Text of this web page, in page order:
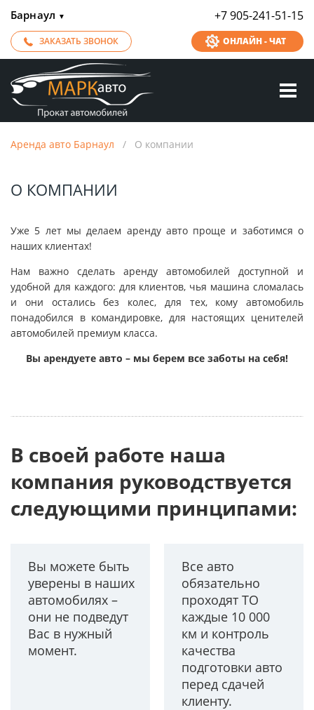
Барнаул ▼ +7 905-241-51-15
ЗАКАЗАТЬ ЗВОНОК ОНЛАЙН - ЧАТ
Аренда авто Барнаул / О компании
О КОМПАНИИ
Уже 5 лет мы делаем аренду авто проще и заботимся о
наших клиентах!
Нам важно сделать аренду автомобилей доступной и
удобной для каждого: для клиентов, чья машина сломалась
и они остались без колес, для тех, кому автомобиль
понадобился в командировке, для настоящих ценителей
автомобилей премиум класса.
Вы арендуете авто – мы берем все заботы на себя!
В своей работе наша
компания руководствуется
следующими принципами:
Вы можете быть
уверены в наших
автомобилях –
они не подведут
Вас в нужный
момент.
Все авто
обязательно
проходят ТО
каждые 10 000
км и контроль
качества
подготовки авто
перед сдачей
клиенту.